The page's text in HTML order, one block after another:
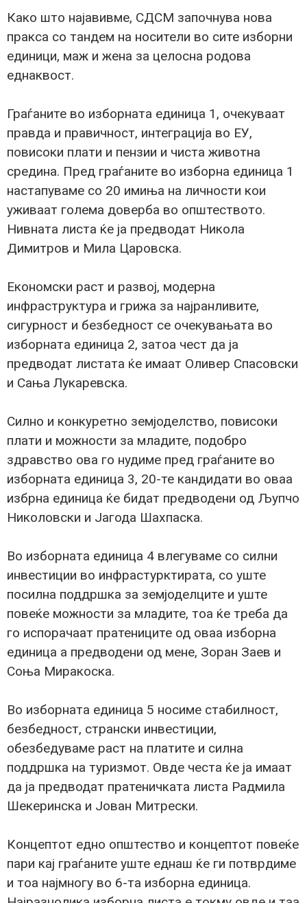
Како што најавивме, СДСМ започнува нова
пракса со тандем на носители во сите изборни
единици, маж и жена за целосна родова
еднаквост.
Граѓаните во изборната единица 1, очекуваат
правда и правичност, интеграција во ЕУ,
повисоки плати и пензии и чиста животна
средина. Пред граѓаните во изборна единица 1
настапуваме со 20 имиња на личности кои
уживаат голема доверба во општеството.
Нивната листа ќе ја предводат Никола
Димитров и Мила Царовска.
Економски раст и развој, модерна
инфраструктура и грижа за најранливите,
сигурност и безбедност се очекувањата во
изборната единица 2, затоа чест да ја
предводат листата ќе имаат Оливер Спасовски
и Сања Лукаревска.
Силно и конкуретно земјоделство, повисоки
плати и можности за младите, подобро
здравство ова го нудиме пред граѓаните во
изборната единица 3, 20-те кандидати во оваа
избрна единица ќе бидат предводени од Љупчо
Николовски и Јагода Шахпаска.
Во изборната единица 4 влегуваме со силни
инвестиции во инфрастурктирата, со уште
посилна поддршка за земјоделците и уште
повеќе можности за младите, тоа ќе треба да
го испорачаат пратениците од оваа изборна
единица а предводени од мене, Зоран Заев и
Соња Миракоска.
Во изборната единица 5 носиме стабилност,
безбедност, странски инвестиции,
обезбедуваме раст на платите и силна
поддршка на туризмот. Овде честа ќе ја имаат
да ја предводат пратеничката листа Радмила
Шекеринска и Јован Митрески.
Концептот едно општество и концептот повеќе
пари кај граѓаните уште еднаш ќе ги потврдиме
и тоа најмногу во 6-та изборна единица.